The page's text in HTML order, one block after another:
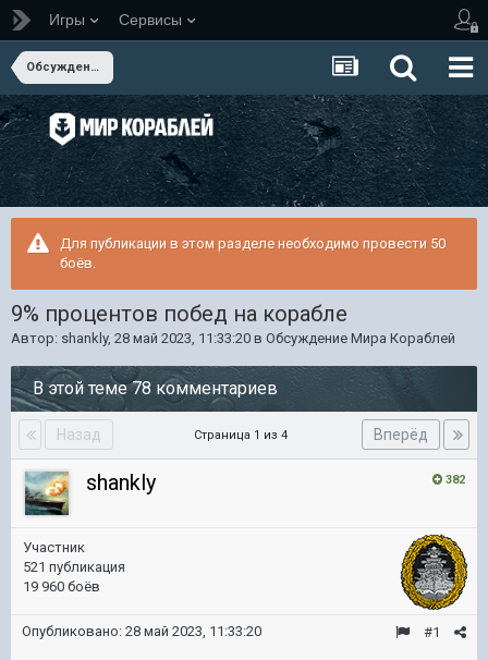
Игры Сервисы
Обсуждение Мира Кораблей
Для публикации в этом разделе необходимо провести 50
боёв.
9% процентов побед на корабле
Автор: shankly, 28 май 2023, 11:33:20 в Обсуждение Мира Кораблей
В этой теме 78 комментариев
Назад Вперёд
Страница 1 из 4
382
shankly
Участник
521 публикация
19 960 боёв
#1
Опубликовано: 28 май 2023, 11:33:20